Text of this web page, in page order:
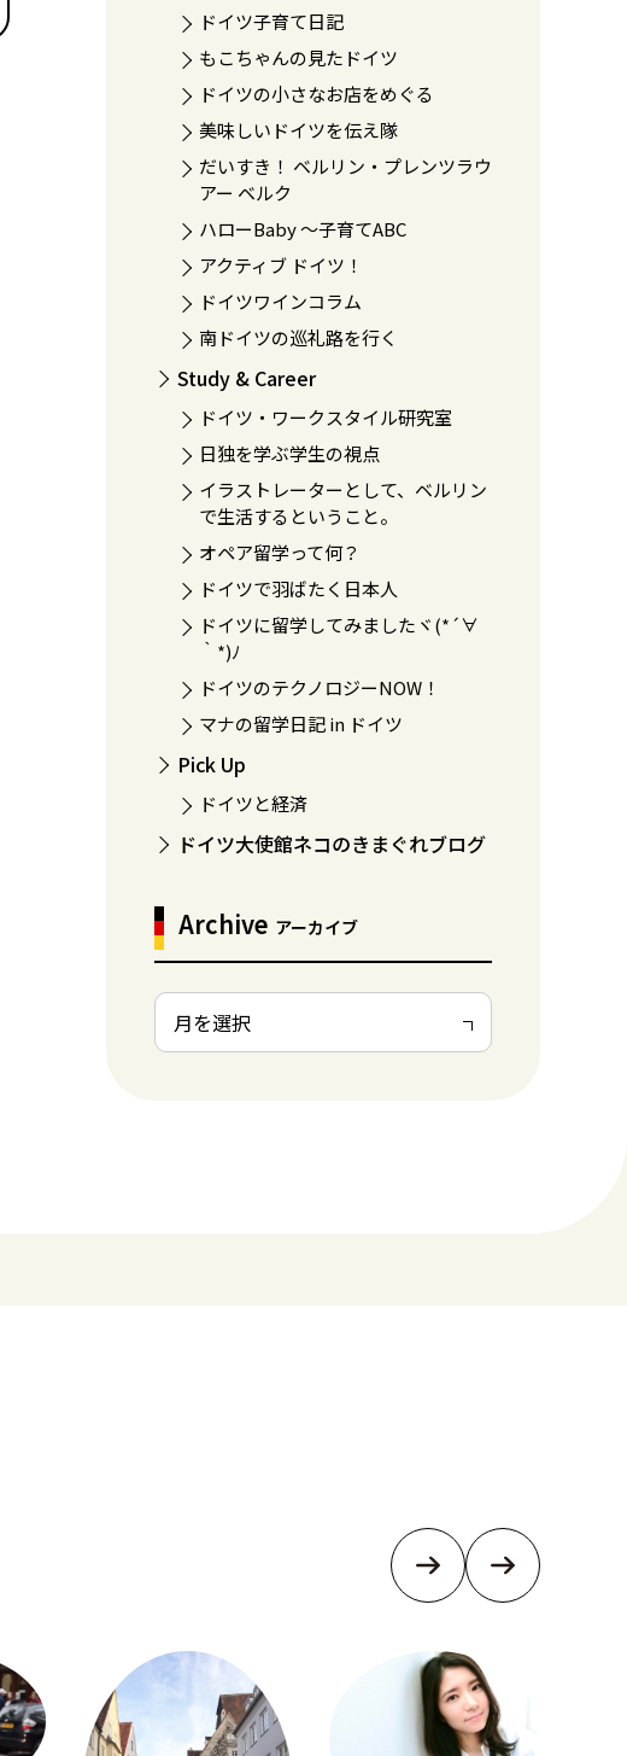
ドイツ子育て日記
もこちゃんの見たドイツ
ドイツの小さなお店をめぐる
美味しいドイツを伝え隊
だいすき！ ベルリン・プレンツラウ
アー ベルク
ハローBaby 〜子育てABC
アクティブ ドイツ！
ドイツワインコラム
南ドイツの巡礼路を行く
Study & Career
ドイツ・ワークスタイル研究室
日独を学ぶ学生の視点
イラストレーターとして、ベルリン
で生活するということ。
オペア留学って何？
ドイツで羽ばたく日本人
ドイツに留学してみましたヾ(*´∀
｀*)ﾉ
ドイツのテクノロジーNOW！
マナの留学日記 in ドイツ
Pick Up
ドイツと経済
ドイツ大使館ネコのきまぐれブログ
Archive アーカイブ